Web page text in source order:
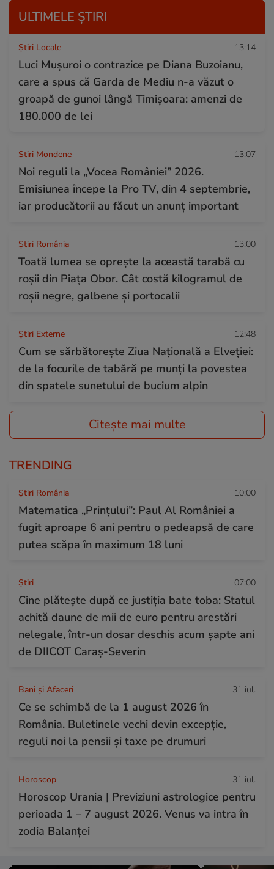
ULTIMELE ȘTIRI
Știri Locale 13:14
Luci Muşuroi o contrazice pe Diana Buzoianu,
care a spus că Garda de Mediu n-a văzut o
groapă de gunoi lângă Timișoara: amenzi de
180.000 de lei
Stiri Mondene 13:07
Noi reguli la „Vocea României” 2026.
Emisiunea începe la Pro TV, din 4 septembrie,
iar producătorii au făcut un anunț important
Știri România 13:00
Toată lumea se oprește la această tarabă cu
roșii din Piața Obor. Cât costă kilogramul de
roșii negre, galbene și portocalii
Știri Externe 12:48
Cum se sărbătorește Ziua Națională a Elveției:
de la focurile de tabără pe munți la povestea
din spatele sunetului de bucium alpin
Citește mai multe
TRENDING
Știri România 10:00
Matematica „Prințului”: Paul Al României a
fugit aproape 6 ani pentru o pedeapsă de care
putea scăpa în maximum 18 luni
Ştiri 07:00
Cine plătește după ce justiția bate toba: Statul
achită daune de mii de euro pentru arestări
nelegale, într-un dosar deschis acum șapte ani
de DIICOT Caraș-Severin
Bani și Afaceri 31 iul.
Ce se schimbă de la 1 august 2026 în
România. Buletinele vechi devin excepție,
reguli noi la pensii și taxe pe drumuri
Horoscop 31 iul.
Horoscop Urania | Previziuni astrologice pentru
perioada 1 – 7 august 2026. Venus va intra în
zodia Balanței